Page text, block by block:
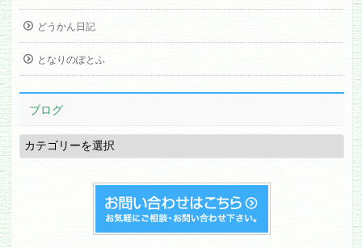
どうかん日記
となりのぽとふ
ブログ
ブ
ロ
グ